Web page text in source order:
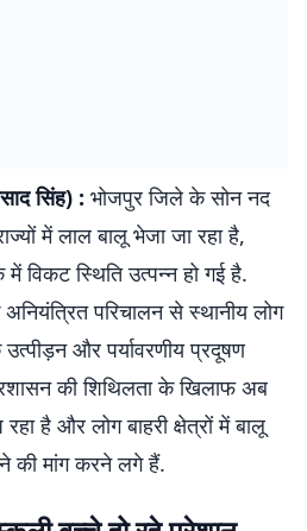
सिंह) : भोजपुर जिले के सोन नद
में लाल बालू भेजा जा रहा है,
विकट स्थिति उत्पन्न हो गई है.
परिचालन से स्थानीय लोग
और पर्यावरणीय प्रदूषण
की शिथिलता के खिलाफ अब
है और लोग बाहरी क्षेत्रों में बालू
की मांग करने लगे हैं.